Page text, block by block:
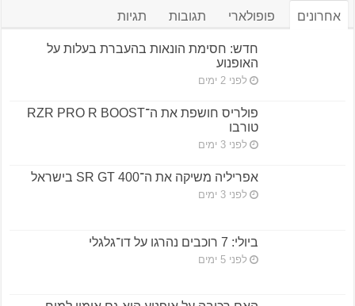
אחרונים פופולארי תגובות תגיות
חדש: חסימת הונאות בהעברת בעלות על
האופנוע
לפני 2 ימים
פולריס חושפת את ה־RZR PRO R BOOST
טורבו
לפני 3 ימים
אפריליה משיקה את ה־SR GT 400 בישראל
לפני 3 ימים
ביולי: 7 רוכבים נהרגו על דו־גלגלי
לפני 5 ימים